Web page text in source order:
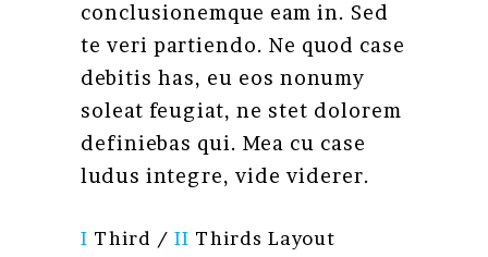
conclusionemque eam in. Sed
te veri partiendo. Ne quod case
debitis has, eu eos nonumy
soleat feugiat, ne stet dolorem
definiebas qui. Mea cu case
ludus integre, vide viderer.
I Third / II Thirds Layout